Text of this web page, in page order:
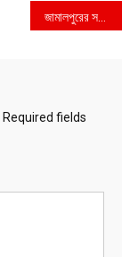
জামালপুরের সরিষাবাড়ীতে আ.লীগের অপতৎপরতা ঠেকাতে ছাত্রদলের মিছিল
Required fields